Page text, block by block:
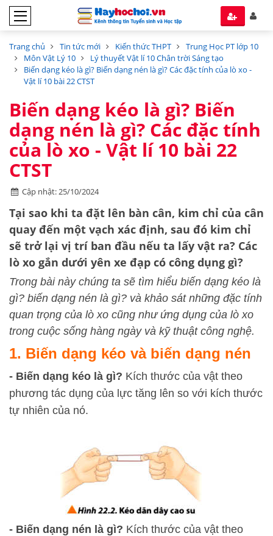
Trang chủ Tin tức mới Kiến thức THPT
Trung Học PT lớp 10
Môn Vật Lý 10
Lý thuyết Vật lí 10 Chân trời Sáng tạo
Biến dạng kéo là gì? Biến dạng nén là gì? Các đặc tính của lò xo -
Vật lí 10 bài 22 CTST
Biến dạng kéo là gì? Biến
dạng nén là gì? Các đặc tính
của lò xo - Vật lí 10 bài 22
CTST
Cập nhật: 25/10/2024
Tại sao khi ta đặt lên bàn cân, kim chỉ của cân
quay đến một vạch xác định, sau đó kim chỉ
sẽ trở lại vị trí ban đầu nếu ta lấy vật ra? Các
lò xo gắn dưới yên xe đạp có công dụng gì?
Trong bài này chúng ta sẽ tìm hiểu biến dạng kéo là
gì? biến dạng nén là gì? và khảo sát những đặc tính
quan trọng của lò xo cũng như ứng dụng của lò xo
trong cuộc sống hàng ngày và kỹ thuật công nghệ.
1. Biến dạng kéo và biến dạng nén
- Biến dạng kéo là gì? Kích thước của vật theo
phương tác dụng của lực tăng lên so với kích thước
tự nhiên của nó.
- Biến dạng nén là gì? Kích thước của vật theo